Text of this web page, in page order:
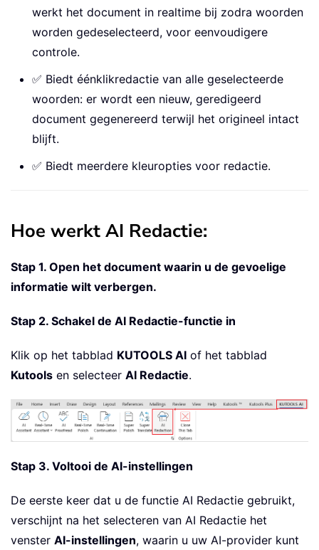
werkt het document in realtime bij zodra woorden
worden gedeselecteerd, voor eenvoudigere
controle.
✅ Biedt éénklikredactie van alle geselecteerde
woorden: er wordt een nieuw, geredigeerd
document gegenereerd terwijl het origineel intact
blijft.
✅ Biedt meerdere kleuropties voor redactie.
Hoe werkt AI Redactie:
Stap 1. Open het document waarin u de gevoelige
informatie wilt verbergen.
Stap 2. Schakel de AI Redactie-functie in
Klik op het tabblad KUTOOLS AI of het tabblad
Kutools en selecteer AI Redactie.
Stap 3. Voltooi de AI-instellingen
De eerste keer dat u de functie AI Redactie gebruikt,
verschijnt na het selecteren van AI Redactie het
venster AI-instellingen, waarin u uw AI-provider kunt